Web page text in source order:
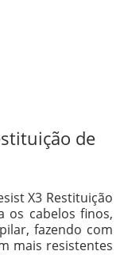
de
X3 Restituição
os cabelos finos,
fazendo com
mais resistentes